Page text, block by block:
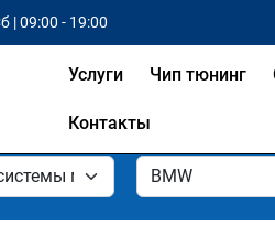
| 09:00 - 19:00
Услуги Чип тюнинг
Контакты